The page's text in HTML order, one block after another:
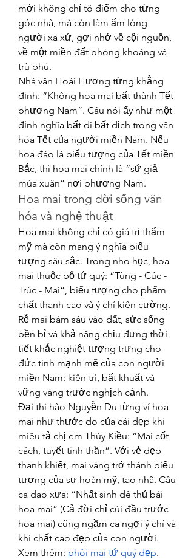
mới không chỉ tô điểm cho từng
góc nhà, mà còn làm ấm lòng
người xa xứ, gợi nhớ về cội nguồn,
về một miền đất phóng khoáng và
trù phú.
Nhà văn Hoài Hương từng khẳng
định: “Không hoa mai bất thành Tết
phương Nam”. Câu nói ấy như một
định nghĩa bất di bất dịch trong văn
hóa Tết của người miền Nam. Nếu
hoa đào là biểu tượng của Tết miền
Bắc, thì hoa mai chính là “sứ giả
mùa xuân” nơi phương Nam.
Hoa mai trong đời sống văn
hóa và nghệ thuật
Hoa mai không chỉ có giá trị thẩm
mỹ mà còn mang ý nghĩa biểu
tượng sâu sắc. Trong nho học, hoa
mai thuộc bộ tứ quý: “Tùng - Cúc -
Trúc - Mai”, biểu tượng cho phẩm
chất thanh cao và ý chí kiên cường.
Rễ mai bám sâu vào đất, sức sống
bền bỉ và khả năng chịu đựng thời
tiết khắc nghiệt tượng trưng cho
đức tính mạnh mẽ của con người
miền Nam: kiên trì, bất khuất và
vững vàng trước nghịch cảnh.
Đại thi hào Nguyễn Du từng ví hoa
mai như thước đo của cái đẹp khi
miêu tả chị em Thúy Kiều: “Mai cốt
cách, tuyết tinh thần”. Với vẻ đẹp
thanh khiết, mai vàng trở thành biểu
tượng của sự hoàn mỹ, tao nhã. Câu
ca dao xưa: “Nhất sinh đê thủ bái
hoa mai” (Cả đời chỉ cúi đầu trước
hoa mai) cũng ngầm ca ngợi ý chí và
khí chất cao đẹp của con người.
Xem thêm: phôi mai tứ quý đẹp.